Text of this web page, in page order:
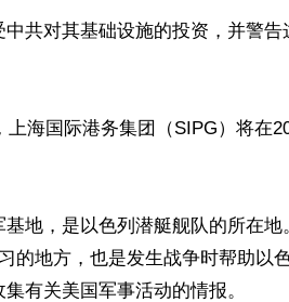
共对其基础设施的投资，并警
海国际港务集团（SIPG）将在
地，是以色列潜艇舰队的所在地
的地方，也是发生战争时帮助以
有关美国军事活动的情报。